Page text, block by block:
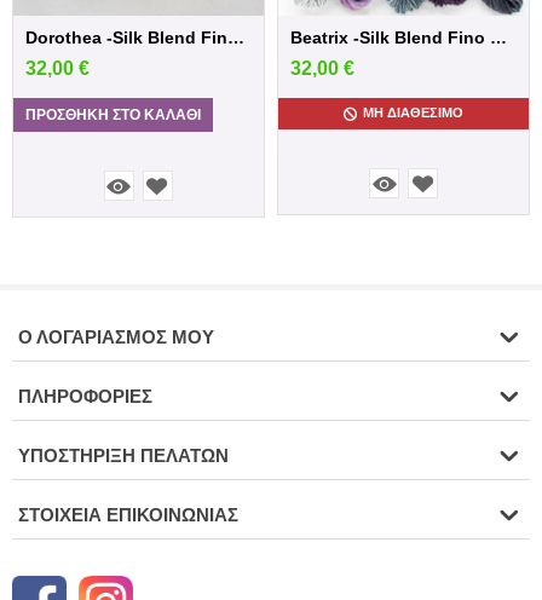
Dorothea -Silk Blend Fino Minis
32,00 €
ΠΡΟΣΘΉΚΗ ΣΤΟ ΚΑΛΆΘΙ
Beatrix -Silk Blend Fino Minis
32,00 €
ΜΗ ΔΙΑΘΈΣΙΜΟ
Ο ΛΟΓΑΡΙΑΣΜΌΣ ΜΟΥ
ΠΛΗΡΟΦΟΡΊΕΣ
ΥΠΟΣΤΉΡΙΞΗ ΠΕΛΑΤΏΝ
ΣΤΟΙΧΕΊΑ ΕΠΙΚΟΙΝΩΝΊΑΣ